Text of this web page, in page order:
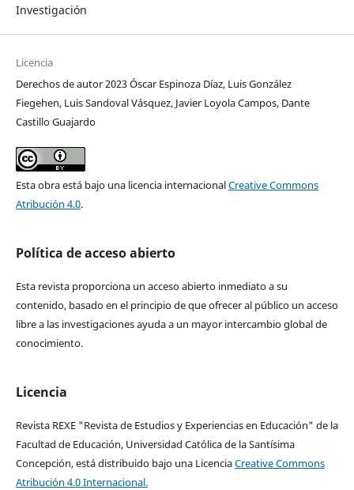
Investigación
Licencia
Derechos de autor 2023 Óscar Espinoza Díaz, Luis González
Fiegehen, Luis Sandoval Vásquez, Javier Loyola Campos, Dante
Castillo Guajardo
Esta obra está bajo una licencia internacionalCreative Commons
Atribución 4.0.
Política de acceso abierto
Esta revista proporciona un acceso abierto inmediato a su
contenido, basado en el principio de que ofrecer al público un acceso
libre a las investigaciones ayuda a un mayor intercambio global de
conocimiento.
Licencia
Revista REXE "Revista de Estudios y Experiencias en Educación" de la
Facultad de Educación, Universidad Católica de la Santísima
Concepción, está distribuido bajo una LicenciaCreative Commons
Atribución 4.0 Internacional.